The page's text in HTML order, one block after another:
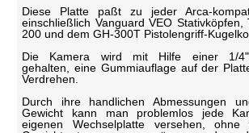
Diese Platte paßt zu jeder Arca-
einschließlich Vanguard VEO Stativköpfen,
200 und dem GH-300T Pistolengriff-
Die Kamera wird mit Hilfe einer 1/4"-
gehalten, eine Gummiauflage auf der
Verdrehen.
Durch ihre handlichen Abmessungen
Gewicht kann man problemlos jede
eigenen Wechselplatte versehen, ohne